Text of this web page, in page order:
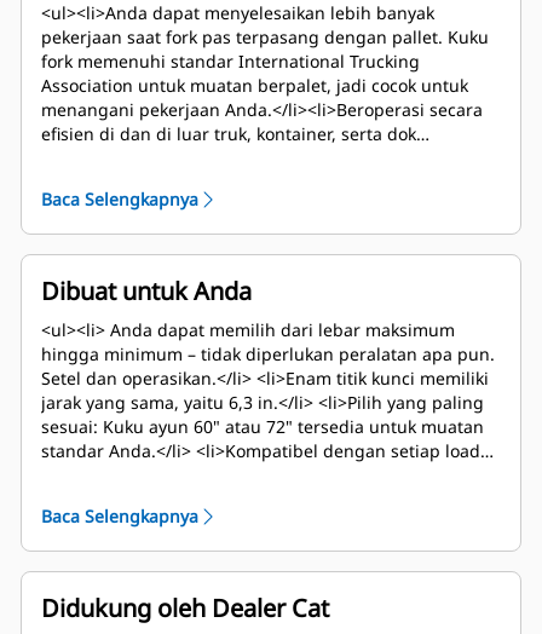
<ul><li>Anda dapat menyelesaikan lebih banyak
pekerjaan saat fork pas terpasang dengan pallet. Kuku
fork memenuhi standar International Trucking
Association untuk muatan berpalet, jadi cocok untuk
menangani pekerjaan Anda.</li><li>Beroperasi secara
efisien di dan di luar truk, kontainer, serta dok
Baca Selengkapnya
Dibuat untuk Anda
<ul><li> Anda dapat memilih dari lebar maksimum
hingga minimum – tidak diperlukan peralatan apa pun.
Setel dan operasikan.</li> <li>Enam titik kunci memiliki
jarak yang sama, yaitu 6,3 in.</li> <li>Pilih yang paling
sesuai: Kuku ayun 60" atau 72" tersedia untuk muatan
standar Anda.</li> <li>Kompatibel dengan setiap loader
</ul>
Baca Selengkapnya
Didukung oleh Dealer Cat